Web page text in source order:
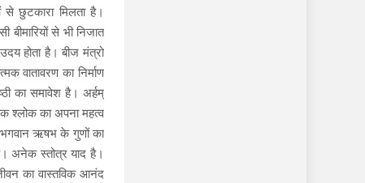
से छुटकारा मिलता है।
से भी निजात
होता है। बीज मंत्रो
वातावरण का निर्माण
का समावेश है। अर्हम्
श्लोक का अपना महत्व
भगवान ऋषभ के गुणों का
अनेक स्तोत्र याद है।
का वास्तविक आनंद